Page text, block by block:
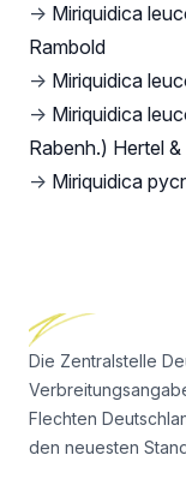
→ Miriquidica
Rambold
→ Miriquidica
→ Miriquidica
Rabenh.) Hertel
→ Miriquidica
Die Zentralstelle
Flechten
den neuesten